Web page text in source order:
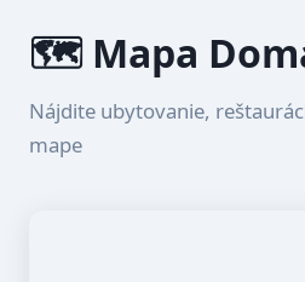
🗺️ Mapa
Nájdite ubytovanie,
mape